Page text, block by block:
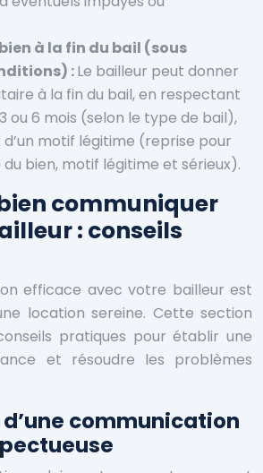
à la fin du bail (sous
:Le bailleur peut donner
à la fin du bail, en respectant
ou 6 mois (selon le type de bail),
motif légitime (reprise pour
bien, motif légitime et sérieux).
communiquer
: conseils
efficace avec votre bailleur est
location sereine. Cette section
pratiques pour établir une
et résoudre les problèmes
communication